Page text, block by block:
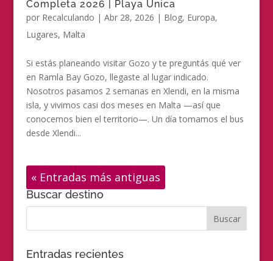
Completa 2026 | Playa Única
por Recalculando | Abr 28, 2026 | Blog, Europa,
Lugares, Malta
Si estás planeando visitar Gozo y te preguntás qué ver
en Ramla Bay Gozo, llegaste al lugar indicado.
Nosotros pasamos 2 semanas en Xlendi, en la misma
isla, y vivimos casi dos meses en Malta —así que
conocemos bien el territorio—. Un día tomamos el bus
desde Xlendi...
« Entradas más antiguas
Buscar destino
Entradas recientes